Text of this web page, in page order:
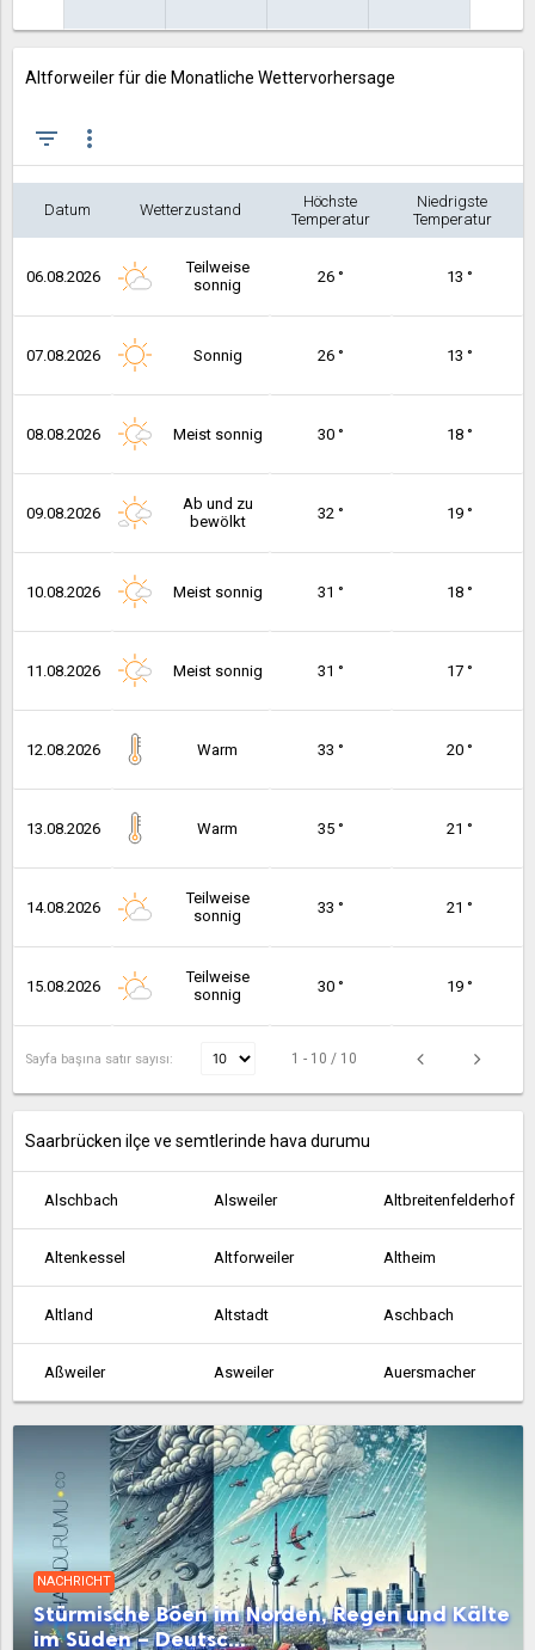
Altforweiler für die Monatliche Wettervorhersage
filter_list more_vert
Datum Wetterzustand
Höchste
Temperatur
Niedrigste
Temperatur
06.08.2026
Teilweise
sonnig
26 ° 13 °
07.08.2026 Sonnig 26 ° 13 °
08.08.2026 Meist sonnig 30 ° 18 °
09.08.2026
Ab und zu
bewölkt
32 ° 19 °
10.08.2026 Meist sonnig 31 ° 18 °
11.08.2026 Meist sonnig 31 ° 17 °
12.08.2026 Warm 33 ° 20 °
13.08.2026 Warm 35 ° 21 °
14.08.2026
Teilweise
sonnig
33 ° 21 °
15.08.2026
Teilweise
sonnig
30 ° 19 °
Sayfa başına satır sayısı: 1 - 10 / 10
Saarbrücken ilçe ve semtlerinde hava durumu
Alschbach Alsweiler Altbreitenfelderhof
Altenkessel Altforweiler Altheim
Altland Altstadt Aschbach
Aßweiler Asweiler Auersmacher
Bachem Ballern Ballweiler
Baltersweiler Bardenbach Bayerisch Kohlhof
Beaumarais Bebelsheim Beckingen
Bedersdorf Beeden Bergen
NACHRICHT
Stürmische Böen im Norden, Regen und Kälte
im Süden – Deutsc...